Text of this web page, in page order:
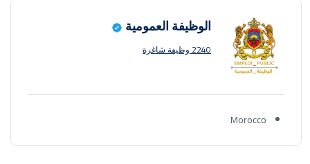
الوظيفة العمومية
2240 وظيفة شاغرة
Morocco